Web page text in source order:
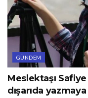
GÜNDEM
Meslektaşı Safiye
dışarıda